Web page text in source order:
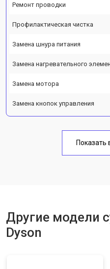
Ремонт проводки
Профилактическая чистка
Замена шнура питания
Замена нагревательного
Замена мотора
Замена кнопок управления
Показать
Другие модели
Dyson